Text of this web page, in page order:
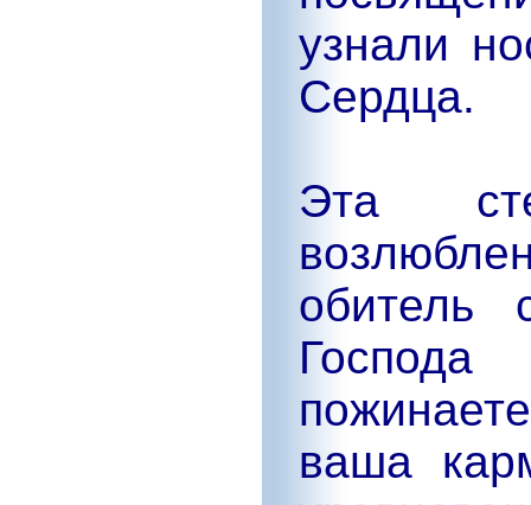
узнали
Сердца.
Эта
обитель
ваша